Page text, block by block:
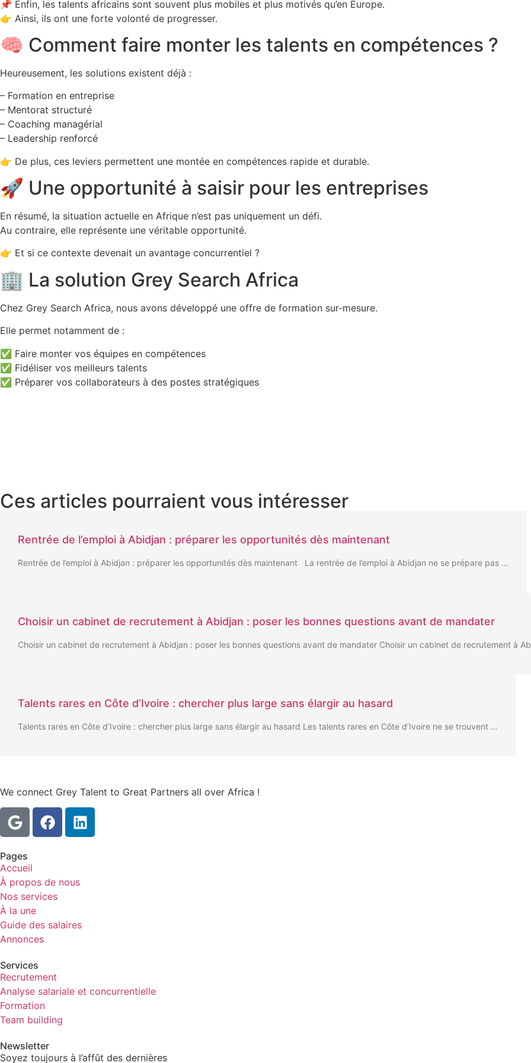
📌 Enfin, les talents africains sont souvent plus mobiles et plus motivés qu’en Europe.
👉 Ainsi, ils ont une forte volonté de progresser.
🧠 Comment faire monter les talents en compétences ?
Heureusement, les solutions existent déjà :
– Formation en entreprise
– Mentorat structuré
– Coaching managérial
– Leadership renforcé
👉 De plus, ces leviers permettent une montée en compétences rapide et durable.
🚀 Une opportunité à saisir pour les entreprises
En résumé, la situation actuelle en Afrique n’est pas uniquement un défi.
Au contraire, elle représente une véritable opportunité.
👉 Et si ce contexte devenait un avantage concurrentiel ?
🏢 La solution Grey Search Africa
Chez Grey Search Africa, nous avons développé une offre de formation sur-mesure.
Elle permet notamment de :
✅ Faire monter vos équipes en compétences
✅ Fidéliser vos meilleurs talents
✅ Préparer vos collaborateurs à des postes stratégiques
Ces articles pourraient vous intéresser
Rentrée de l’emploi à Abidjan : préparer les opportunités dès maintenant
Rentrée de l’emploi à Abidjan : préparer les opportunités dès maintenant La rentrée de l’emploi à Abidjan ne se prépare pas …
Choisir un cabinet de recrutement à Abidjan : poser les bonnes questions avant de mandater
Choisir un cabinet de recrutement à Abidjan : poser les bonnes questions avant de mandater Choisir un cabinet de recrutement à
Talents rares en Côte d’Ivoire : chercher plus large sans élargir au hasard
Talents rares en Côte d’Ivoire : chercher plus large sans élargir au hasard Les talents rares en Côte d’Ivoire ne se trouvent …
We connect Grey Talent to Great Partners all over Africa !
Pages
Accueil
À propos de nous
Nos services
À la une
Guide des salaires
Annonces
Services
Recrutement
Analyse salariale et concurrentielle
Formation
Team building
Newsletter
Soyez toujours à l’affût des dernières